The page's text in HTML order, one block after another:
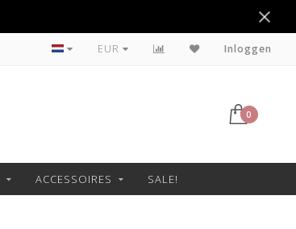
Betaal achteraf met Klarna
EUR Inloggen
0
ACCESSOIRES SALE!